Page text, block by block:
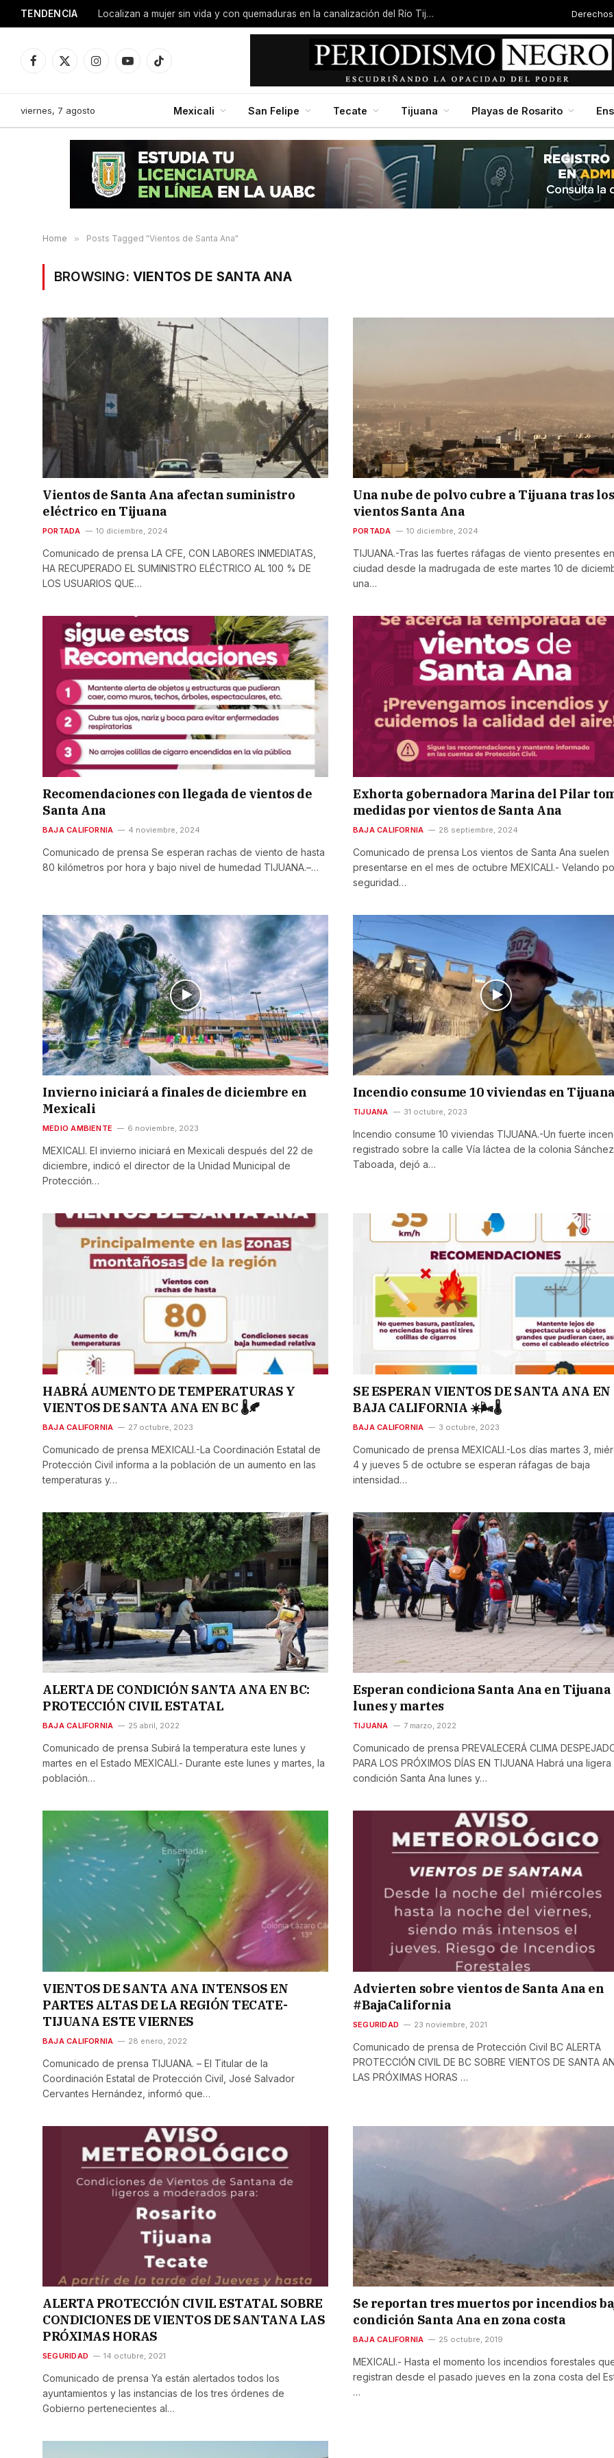
TENDENCIA Localizan a mujer sin vida y con quemaduras en la canalización del Río Tijuana
Facebook
X
InstagramYouTubeTikTok
viernes, 7 agosto Mexicali San Felipe Tecate Tijuana Playas de Rosarito
Home » Posts Tagged "Vientos de Santa Ana"
BROWSING: VIENTOS DE SANTA ANA
Vientos de Santa Ana afectan suministro
eléctrico en Tijuana
PORTADA 10 diciembre, 2024
Comunicado de prensa LA CFE, CON LABORES INMEDIATAS,
HA RECUPERADO EL SUMINISTRO ELÉCTRICO AL 100 % DE
LOS USUARIOS QUE…
Una nube de polvo cubre a Tijuana tras los
vientos Santa Ana
PORTADA 10 diciembre, 2024
TIJUANA.-Tras las fuertes ráfagas de viento presentes
ciudad desde la madrugada de este martes 10 de
una…
Recomendaciones con llegada de vientos de
Santa Ana
BAJA CALIFORNIA 4 noviembre, 2024
Comunicado de prensa Se esperan rachas de viento de hasta
80 kilómetros por hora y bajo nivel de humedad TIJUANA.–…
Exhorta gobernadora Marina del Pilar
medidas por vientos de Santa Ana
BAJA CALIFORNIA 28 septiembre, 2024
Comunicado de prensa Los vientos de Santa Ana suelen
presentarse en el mes de octubre MEXICALI.- Velando
seguridad…
Invierno iniciará a finales de diciembre en
Mexicali
MEDIO AMBIENTE 6 noviembre, 2023
MEXICALI. El invierno iniciará en Mexicali después del 22 de
diciembre, indicó el director de la Unidad Municipal de
Protección…
Incendio consume 10 viviendas en
TIJUANA 31 octubre, 2023
Incendio consume 10 viviendas TIJUANA.-Un fuerte
registrado sobre la calle Vía láctea de la colonia Sánchez
Taboada, dejó a…
HABRÁ AUMENTO DE TEMPERATURAS Y
VIENTOS DE SANTA ANA EN BC 🌡️🍂
BAJA CALIFORNIA 27 octubre, 2023
Comunicado de prensa MEXICALI.-La Coordinación Estatal de
Protección Civil informa a la población de un aumento en las
temperaturas y…
SE ESPERAN VIENTOS DE SANTA ANA EN
BAJA CALIFORNIA ☀️🌬️🌡️
BAJA CALIFORNIA 3 octubre, 2023
Comunicado de prensa MEXICALI.-Los días martes 3,
4 y jueves 5 de octubre se esperan ráfagas de baja
intensidad…
ALERTA DE CONDICIÓN SANTA ANA EN BC:
PROTECCIÓN CIVIL ESTATAL
BAJA CALIFORNIA 25 abril, 2022
Comunicado de prensa Subirá la temperatura este lunes y
martes en el Estado MEXICALI.- Durante este lunes y martes, la
población…
Esperan condiciona Santa Ana en Tijuana
lunes y martes
TIJUANA 7 marzo, 2022
Comunicado de prensa PREVALECERÁ CLIMA
PARA LOS PRÓXIMOS DÍAS EN TIJUANA Habrá una ligera
condición Santa Ana lunes y…
VIENTOS DE SANTA ANA INTENSOS EN
PARTES ALTAS DE LA REGIÓN TECATE-
TIJUANA ESTE VIERNES
BAJA CALIFORNIA 28 enero, 2022
Comunicado de prensa TIJUANA. – El Titular de la
Coordinación Estatal de Protección Civil, José Salvador
Cervantes Hernández, informó que…
Advierten sobre vientos de Santa Ana en
#BajaCalifornia
SEGURIDAD 23 noviembre, 2021
Comunicado de prensa de Protección Civil BC ALERTA
PROTECCIÓN CIVIL DE BC SOBRE VIENTOS DE SANTA
LAS PRÓXIMAS HORAS …
ALERTA PROTECCIÓN CIVIL ESTATAL SOBRE
CONDICIONES DE VIENTOS DE SANTANA LAS
PRÓXIMAS HORAS
SEGURIDAD 14 octubre, 2021
Comunicado de prensa Ya están alertados todos los
ayuntamientos y las instancias de los tres órdenes de
Gobierno pertenecientes al…
Se reportan tres muertos por incendios
condición Santa Ana en zona costa
BAJA CALIFORNIA 25 octubre, 2019
MEXICALI.- Hasta el momento los incendios forestales
registran desde el pasado jueves en la zona costa del
…